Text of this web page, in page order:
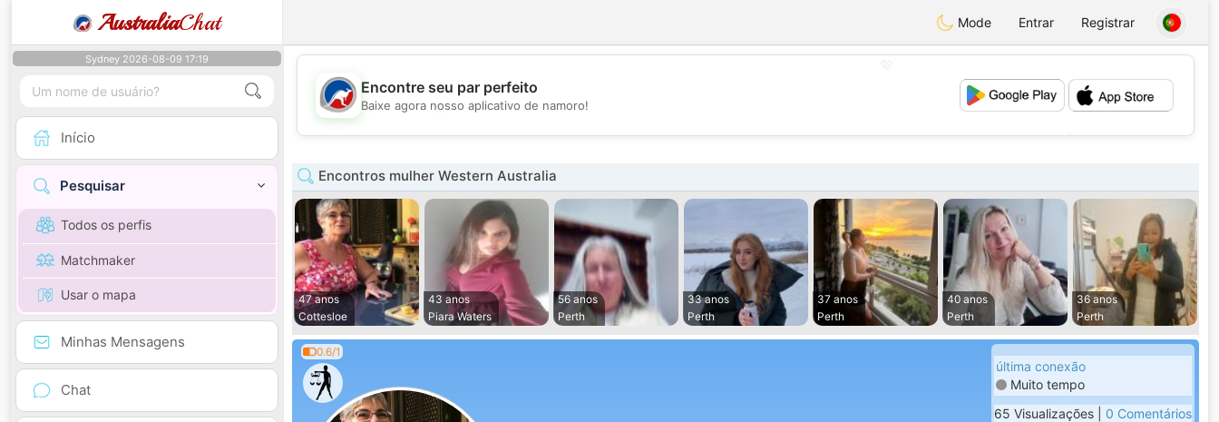
AustraliaChat Mode Entrar Registrar
Sydney 2026-08-09 17:19
Início
Pesquisar
Todos os perfis
Matchmaker
Usar o mapa
Minhas Mensagens
Chat
💕
Encontre seu par perfeito
Baixe agora nosso aplicativo de namoro!
Encontros mulher Western Australia
47 anos
Cottesloe
43 anos
Piara Waters
56 anos
Perth
33 anos
Perth
37 anos
Perth
40 anos
Perth
36 anos
Perth
0.6/1
última conexão
Muito tempo
65 Visualizações | 0 Comentários